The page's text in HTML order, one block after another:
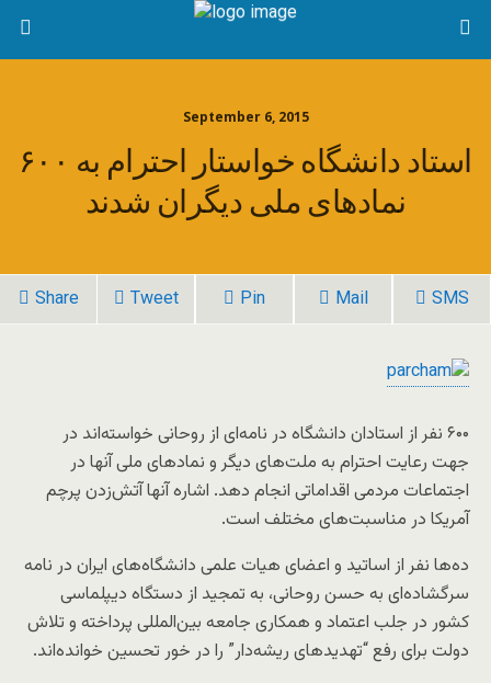
September 6, 2015
۶۰۰ استاد دانشگاه خواستار احترام به
نمادهای ملی دیگران شدند
Share Tweet Pin Mail SMS
۶۰۰ نفر از استادان دانشگاه در نامه‌ای از روحانی خواسته‌اند در
جهت رعایت احترام به ملت‌های دیگر و نمادهای ملی آنها در
اجتماعات مردمی اقداماتی انجام دهد. اشاره آنها آتش‌زدن پرچم
آمریکا در مناسبت‌های مختلف است.
ده‌ها نفر از اساتید و اعضای هیات علمی دانشگاه‌های ایران در نامه
سرگشاده‌ای به حسن روحانی، به تمجید از دستگاه دیپلماسی
کشور در جلب اعتماد و همکاری جامعه بین‌المللی پرداخته ‌و تلاش
دولت برای رفع “تهدیدهای ریشه‌دار” را در خور تحسین خوانده‌اند.